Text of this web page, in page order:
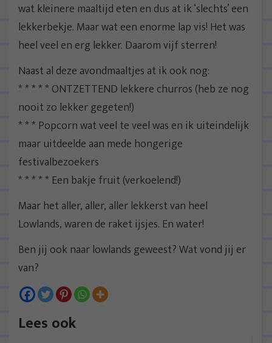
wat kleinere maaltijd eten en dus at ik ‘slechts’ een
lekkerbekje. Maar wat een enorme lap vis! Het was
heel veel en erg lekker. Daarom vijf sterren!
Naast al deze avondmaaltjes at ik ook nog:
* * * * * ONTZETTEND lekkere churros (heb ze nog
nooit zo lekker gegeten!)
* * * Popcorn wat veel te veel was en ik uiteindelijk
maar uitdeelde aan mede hongerige
festivalbezoekers
* * * * * Een bakje fruit (verkoelend!)
Maar het aller, aller, aller lekkerst van heel
Lowlands, waren de raket ijsjes. En water!
Ben jij ook naar lowlands geweest? Wat vond jij er
van?
Lees ook